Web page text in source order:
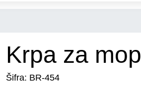
Krpa za mop
Šifra: BR-454